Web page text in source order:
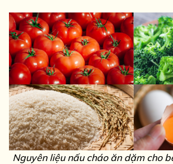
Nguyên liệu nấu cháo ăn dặm cho